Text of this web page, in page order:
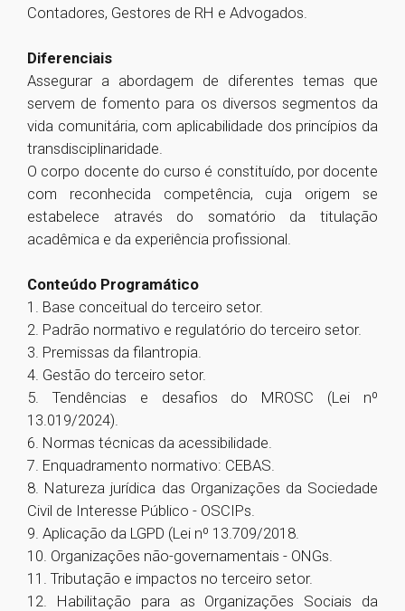
Contadores, Gestores de RH e Advogados.
Diferenciais
Assegurar a abordagem de diferentes temas que
servem de fomento para os diversos segmentos da
vida comunitária, com aplicabilidade dos princípios da
transdisciplinaridade.
O corpo docente do curso é constituído, por docente
com reconhecida competência, cuja origem se
estabelece através do somatório da titulação
acadêmica e da experiência profissional.
Conteúdo Programático
1. Base conceitual do terceiro setor.
2. Padrão normativo e regulatório do terceiro setor.
3. Premissas da filantropia.
4. Gestão do terceiro setor.
5. Tendências e desafios do MROSC (Lei nº
13.019/2024).
6. Normas técnicas da acessibilidade.
7. Enquadramento normativo: CEBAS.
8. Natureza jurídica das Organizações da Sociedade
Civil de Interesse Público - OSCIPs.
9. Aplicação da LGPD (Lei nº 13.709/2018.
10. Organizações não-governamentais - ONGs.
11. Tributação e impactos no terceiro setor.
12. Habilitação para as Organizações Sociais da